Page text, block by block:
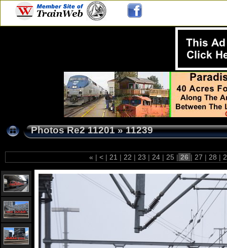
Photos Re2 11201»11239
« | < | 21 | 22 | 23 | 24 | 25 | 26 | 27 | 28 |